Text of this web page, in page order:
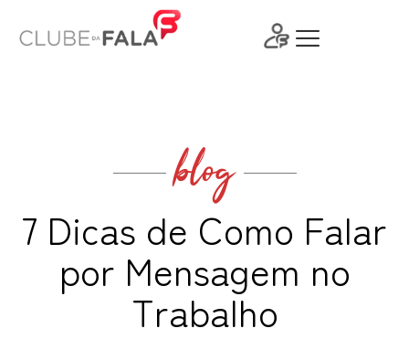
para
blog
7 Dicas de Como Falar
por Mensagem no
Trabalho